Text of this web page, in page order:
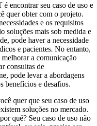
encontrar seu caso de uso e
quer obter com o projeto.
e os requisitos
soluções mais sob medida e
pode haver a necessidade
e pacientes. No entanto,
a comunicação
consultas de
pode levar a abordagens
benefícios e desafios.
quer que seu caso de uso
soluções no mercado.
quê? Seu caso de uso não